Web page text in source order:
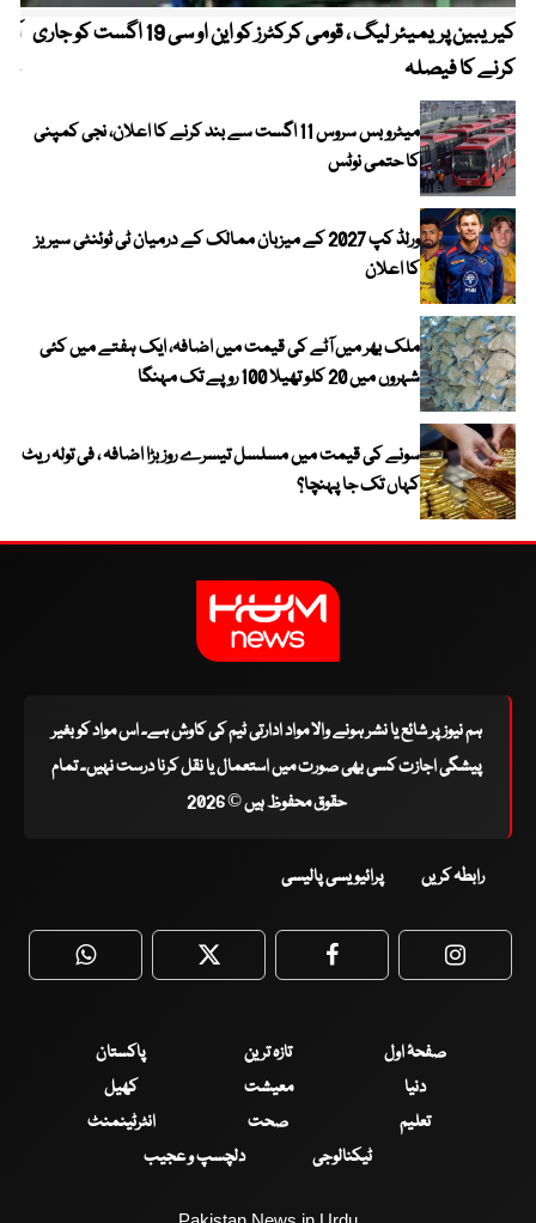
کیریبین پریمیئر لیگ ، قومی کرکٹرز کو این او سی 19 اگست کو جاری
کرنے کا فیصلہ
میٹرو بس سروس 11 اگست سے بند کرنے کا اعلان، نجی کمپنی
کا حتمی نوٹس
ورلڈ کپ 2027 کے میزبان ممالک کے درمیان ٹی ٹوئنٹی سیریز
کا اعلان
ملک بھر میں آٹے کی قیمت میں اضافہ، ایک ہفتے میں کئی
شہروں میں 20 کلو تھیلا 100 روپے تک مہنگا
سونے کی قیمت میں مسلسل تیسرے روز بڑا اضافہ ، فی تولہ ریٹ
کہاں تک جا پہنچا؟
ہم نیوز پر شائع یا نشر ہونے والا مواد ادارتی ٹیم کی کاوش ہے۔ اس مواد کو بغیر
پیشگی اجازت کسی بھی صورت میں استعمال یا نقل کرنا درست نہیں۔ تمام
حقوق محفوظ ہیں © 2026
رابطہ کریں پرائیویسی پالیسی
WhatsApp Twitter Facebook
صفحۂ اول تازہ ترین
پاکستان
دنیا
معیشت
کھیل
تعلیم
صحت
انٹرٹینمنٹ
ٹیکنالوجی
دلچسپ و عجیب